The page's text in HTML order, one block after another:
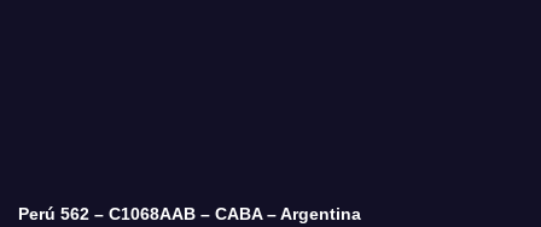
Perú 562 – C1068AAB – CABA – Argentina